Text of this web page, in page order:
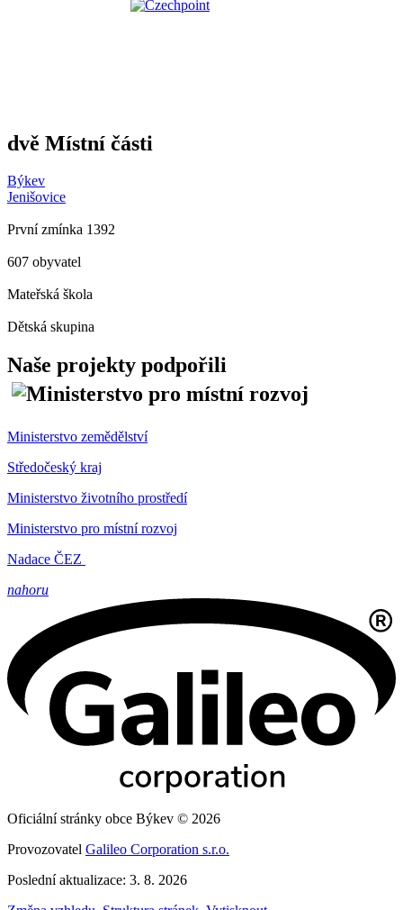
dvě Místní části
Býkev
Jenišovice
První zmínka 1392
607 obyvatel
Mateřská škola
Dětská skupina
Naše projekty podpořili
Ministerstvo zemědělství
Středočeský kraj
Ministerstvo životního prostředí
Ministerstvo pro místní rozvoj
Nadace ČEZ
nahoru
Oficiální stránky obce Býkev © 2026
Provozovatel Galileo Corporation s.r.o.
Poslední aktualizace: 3. 8. 2026